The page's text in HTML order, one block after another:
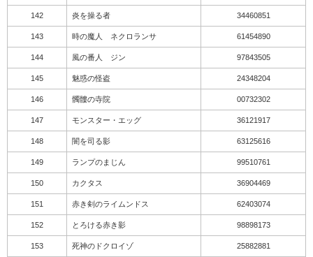
142 炎を操る者 34460851
143 時の魔人 ネクロランサ 61454890
144 風の番人 ジン 97843505
145 魅惑の怪盗 24348204
146 髑髏の寺院 00732302
147 モンスター・エッグ 36121917
148 闇を司る影 63125616
149 ランプのまじん 99510761
150 カクタス 36904469
151 赤き剣のライムンドス 62403074
152 とろける赤き影 98898173
153 死神のドクロイゾ 25882881